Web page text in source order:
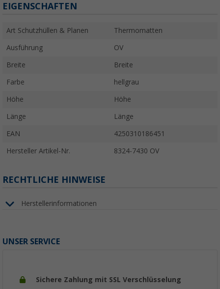
EIGENSCHAFTEN
Art Schutzhüllen & Planen Thermomatten
Ausführung OV
Breite Breite
Farbe hellgrau
Höhe Höhe
Länge Länge
EAN 4250310186451
Hersteller Artikel-Nr. 8324-7430 OV
RECHTLICHE HINWEISE
Herstellerinformationen
UNSER SERVICE
Sichere Zahlung mit SSL Verschlüsselung